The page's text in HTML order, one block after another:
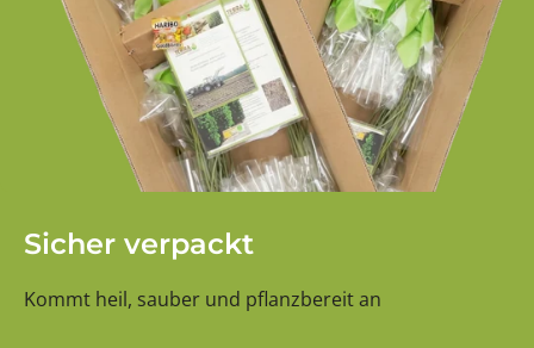
Sicher verpackt
Kommt heil, sauber und pflanzbereit an